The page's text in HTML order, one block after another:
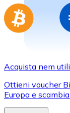
Acquista nem
Ottieni voucher
Europa e